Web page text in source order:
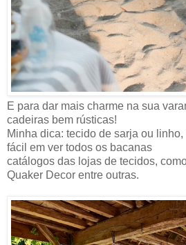
E para dar mais charme na sua
cadeiras bem rústicas!
Minha dica: tecido de sarja ou
fácil em ver todos os bacanas
catálogos das lojas de tecidos,
Quaker Decor entre outras.